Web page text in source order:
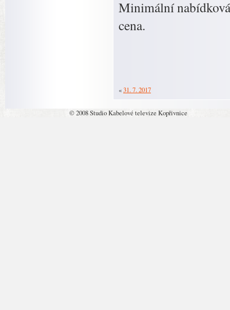
Minimální
cena.
«31. 7. 2017
© 2008 Studio Kabelové televize Kopřivnice